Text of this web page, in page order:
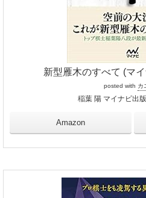
新型雁木のすべて (マ
posted with カ
稲葉 陽 マイナビ出
Amazon